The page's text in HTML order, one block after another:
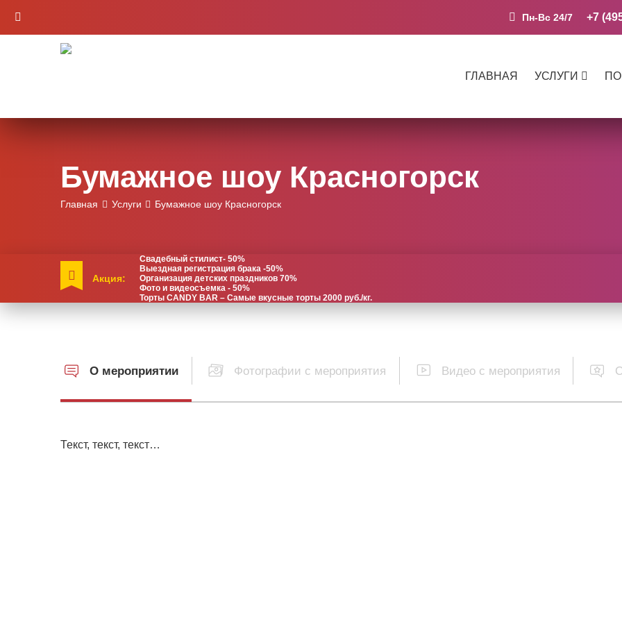
Пн-Вс 24/7 +7
ГЛАВНАЯ УСЛУГИ
Бумажное шоу Красногорск
Главная Услуги Бумажное шоу Красногорск
Акция:
Свадебный стилист- 50%
Выездная регистрация брака -50%
Организация детских праздников 70%
Фото и видеосъемка - 50%
Торты CANDY BAR – Самые вкусные торты 2000 руб./кг.
О мероприятии Фотографии с мероприятия Видео с мероприятия
Текст, текст, текст…